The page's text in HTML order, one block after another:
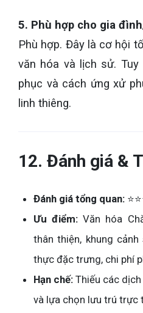
5. Phù hợp cho gia
Phù hợp. Đây là cơ hội
văn hóa và lịch sử.
phục và cách ứng xử
linh thiêng.
12. Đánh giá &
Đánh giá tổng quan:
Ưu điểm: Văn hóa
thân thiện, khung
thực đặc trưng, chi phí
Hạn chế: Thiếu các
và lựa chọn lưu trú trực